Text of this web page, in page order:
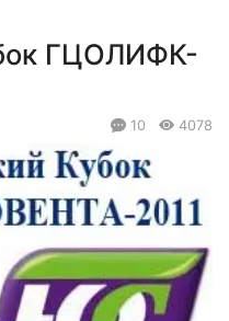
ГЦОЛИФК-
10 4078